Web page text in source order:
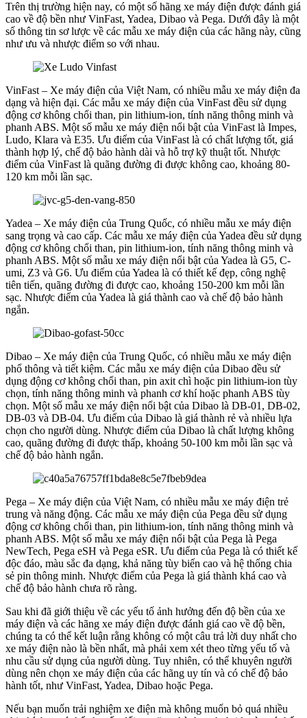
Trên thị trường hiện nay, có một số hãng xe máy điện được đánh giá
cao về độ bền như VinFast, Yadea, Dibao và Pega. Dưới đây là một
số thông tin sơ lược về các mẫu xe máy điện của các hãng này, cũng
như ưu và nhược điểm so với nhau.
VinFast – Xe máy điện của Việt Nam, có nhiều mẫu xe máy điện đa
dạng và hiện đại. Các mẫu xe máy điện của VinFast đều sử dụng
động cơ không chổi than, pin lithium-ion, tính năng thông minh và
phanh ABS. Một số mẫu xe máy điện nổi bật của VinFast là Impes,
Ludo, Klara và E35. Ưu điểm của VinFast là có chất lượng tốt, giá
thành hợp lý, chế độ bảo hành dài và hỗ trợ kỹ thuật tốt. Nhược
điểm của VinFast là quãng đường đi được không cao, khoảng 80-
120 km mỗi lần sạc.
Yadea – Xe máy điện của Trung Quốc, có nhiều mẫu xe máy điện
sang trọng và cao cấp. Các mẫu xe máy điện của Yadea đều sử dụng
động cơ không chổi than, pin lithium-ion, tính năng thông minh và
phanh ABS. Một số mẫu xe máy điện nổi bật của Yadea là G5, C-
umi, Z3 và G6. Ưu điểm của Yadea là có thiết kế đẹp, công nghệ
tiên tiến, quãng đường đi được cao, khoảng 150-200 km mỗi lần
sạc. Nhược điểm của Yadea là giá thành cao và chế độ bảo hành
ngắn.
Dibao – Xe máy điện của Trung Quốc, có nhiều mẫu xe máy điện
phổ thông và tiết kiệm. Các mẫu xe máy điện của Dibao đều sử
dụng động cơ không chổi than, pin axit chì hoặc pin lithium-ion tùy
chọn, tính năng thông minh và phanh cơ khí hoặc phanh ABS tùy
chọn. Một số mẫu xe máy điện nổi bật của Dibao là DB-01, DB-02,
DB-03 và DB-04. Ưu điểm của Dibao là giá thành rẻ và nhiều lựa
chọn cho người dùng. Nhược điểm của Dibao là chất lượng không
cao, quãng đường đi được thấp, khoảng 50-100 km mỗi lần sạc và
chế độ bảo hành ngắn.
Pega – Xe máy điện của Việt Nam, có nhiều mẫu xe máy điện trẻ
trung và năng động. Các mẫu xe máy điện của Pega đều sử dụng
động cơ không chổi than, pin lithium-ion, tính năng thông minh và
phanh ABS. Một số mẫu xe máy điện nổi bật của Pega là Pega
NewTech, Pega eSH và Pega eSR. Ưu điểm của Pega là có thiết kế
độc đáo, màu sắc đa dạng, khả năng tùy biến cao và hệ thống chia
sẻ pin thông minh. Nhược điểm của Pega là giá thành khá cao và
chế độ bảo hành chưa rõ ràng.
Sau khi đã giới thiệu về các yếu tố ảnh hưởng đến độ bền của xe
máy điện và các hãng xe máy điện được đánh giá cao về độ bền,
chúng ta có thể kết luận rằng không có một câu trả lời duy nhất cho
xe máy điện nào là bền nhất, mà phải xem xét theo từng yếu tố và
nhu cầu sử dụng của người dùng. Tuy nhiên, có thể khuyên người
dùng nên chọn xe máy điện của các hãng uy tín và có chế độ bảo
hành tốt, như VinFast, Yadea, Dibao hoặc Pega.
Nếu bạn muốn trải nghiệm xe điện mà không muốn bỏ quá nhiều